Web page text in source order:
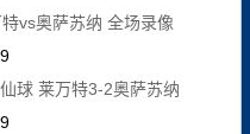
vs奥萨苏纳 全场录像
球 莱万特3-2奥萨苏纳